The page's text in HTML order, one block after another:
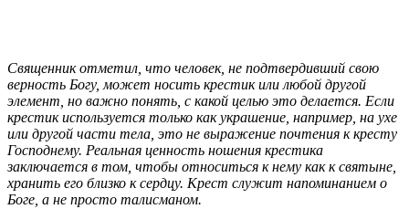
Священник отметил, что человек, не подтвердивший свою
верность Богу, может носить крестик или любой другой
элемент, но важно понять, с какой целью это делается. Если
крестик используется только как украшение, например, на ухе
или другой части тела, это не выражение почтения к кресту
Господнему. Реальная ценность ношения крестика
заключается в том, чтобы относиться к нему как к святыне,
хранить его близко к сердцу. Крест служит напоминанием о
Боге, а не просто талисманом.